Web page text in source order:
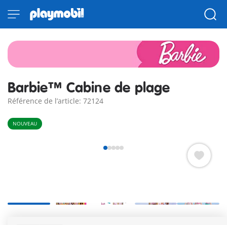
Barbie™ Cabine de plage
Référence de l’article: 72124
NOUVEAU